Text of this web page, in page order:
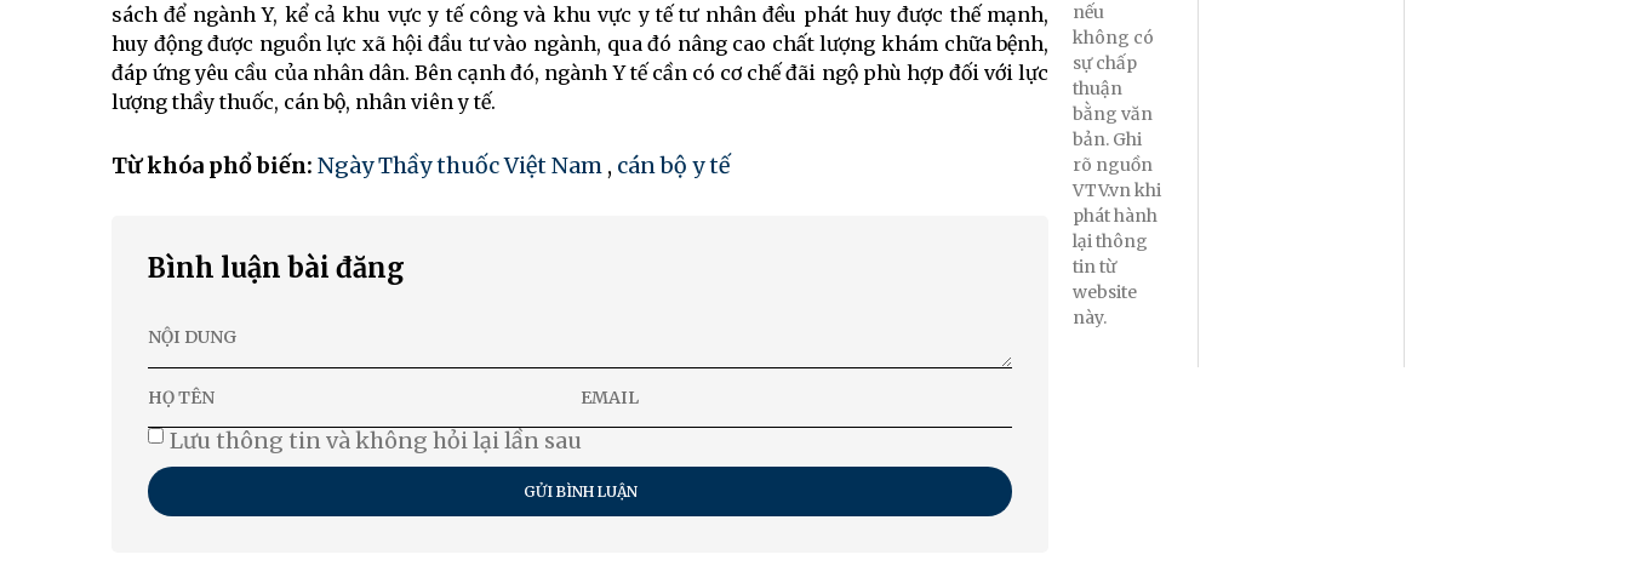
sách để ngành Y, kể cả khu vực y tế công và khu vực y tế tư nhân đều phát huy được thế mạnh,
huy động được nguồn lực xã hội đầu tư vào ngành, qua đó nâng cao chất lượng khám chữa bệnh,
đáp ứng yêu cầu của nhân dân. Bên cạnh đó, ngành Y tế cần có cơ chế đãi ngộ phù hợp đối với lực
lượng thầy thuốc, cán bộ, nhân viên y tế.
Từ khóa phổ biến: Ngày Thầy thuốc Việt Nam , cán bộ y tế
Bình luận bài đăng
Lưu thông tin và không hỏi lại lần sau
GỬI BÌNH LUẬN
nếu
không có
sự chấp
thuận
bằng văn
bản. Ghi
rõ nguồn
VTV.vn khi
phát hành
lại thông
tin từ
website
này.